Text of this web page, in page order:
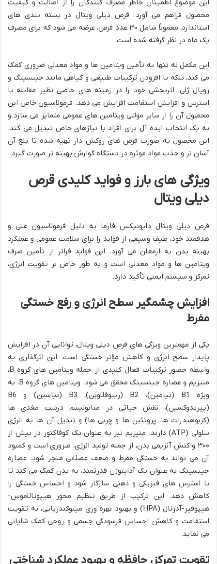
این موضوع اطمینان خاطر مصرف کنندگان را از اصالت و کیفیت
محصول فراهم می آورد. قرص دیلی ویتال در بسته بندی های
استاندارد، معمولاً شامل ۳۰ عدد قرص، عرضه می شود که برای مصرف
یک ماه در نظر گرفته شده است.
این مکمل نه تنها به تأمین ویتامین ها و مواد معدنی ضروری کمک
می کند، بلکه با افزودن ترکیبات طبیعی و گیاهی مانند جینسینگ و
رویال ژلی، اثربخشی خود را در زمینه های خاصی نظیر مقابله با
استرس و افزایش استقامت افزایش می دهد. فرمولاسیون خاص این
محصول آن را از سایر مولتی ویتامین های عمومی متمایز می سازد و
به یک انتخاب ایده آل برای افراد با نیازهای خاص تبدیل می کند.
این محصول به صورت قرص های روکش دار تهیه شده تا بلع آن
آسان تر و جذب مواد موثره در دستگاه گوارش بهینه تر صورت گیرد.
ویژگی های بارز و فواید کلیدی قرص
دیلی ویتال
قرص دیلی ویتال دایونیکس فارما به دلیل فرمولاسیون غنی و
هدفمند خود، طیف وسیعی از فواید را برای سلامت عمومی و عملکرد
بهینه بدن به ارمغان می آورد. این فواید فراتر از تأمین صرف
ویتامین ها و مواد معدنی است و به طور خاص بر تقویت انرژی،
تمرکز و سیستم ایمنی تأکید دارد.
افزایش چشمگیر سطح انرژی و رفع خستگی
مفرط
یکی از مهمترین ویژگی های قرص دیلی ویتال، توانایی آن در افزایش
پایدار سطح انرژی و کاهش مؤثر خستگی است. این اثرگذاری به
واسطه حضور ترکیبات فعال کلیدی از جمله ویتامین های گروه B،
منیزیم و عصاره جینسینگ محقق می شود. ویتامین های گروه B، به
ویژه B1 (تیامین)، B2 (ریبوفلاوین)، B3 (نیاسین) و B6
(پیریدوکسین)، نقش حیاتی در متابولیسم درشت مغذی ها
(کربوهیدرات ها، پروتئین ها و چربی ها) و تبدیل آن ها به انرژی
سلولی (ATP) دارند. منیزیم نیز به عنوان یک کوفاکتور در بیش از
۳۰۰ واکنش آنزیمی بدن، از جمله تولید انرژی، ضروری است و کمبود
آن می تواند به خستگی مفرط و ضعف عضلانی منجر شود. عصاره
جینسینگ به عنوان یک آداپتوژن قدرتمند، به بدن کمک می کند تا
با استرس های فیزیکی و ذهنی سازگار شود و احساس خستگی را
کاهش دهد. این ترکیب از طریق تنظیم محور هیپوتالاموس-
هیپوفیز-آدرنال (HPA) و بهبود بهره وری میتوکندریایی، به تقویت
استقامت و کاهش احساس فرسودگی جسمی و روحی کمک شایانی
می نماید.
تقویت تمرکز، حافظه و بهبود عملکرد شناختی